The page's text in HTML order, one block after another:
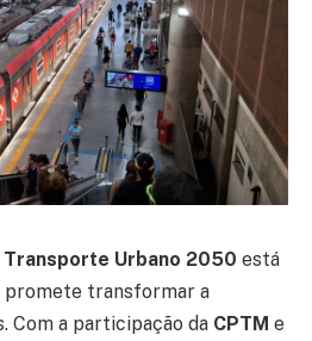
Urbano 2050 está
promete transformar a
Com a participação da CPTM e